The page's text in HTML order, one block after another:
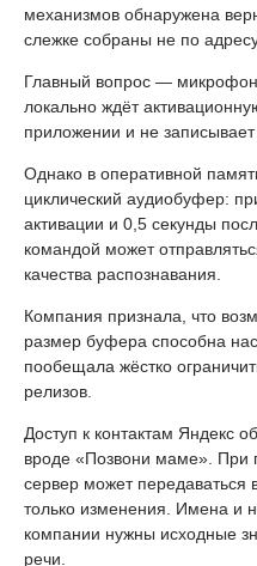
механизмов обнаружена
слежке собраны не по
Главный вопрос —
локально ждёт
приложении и не
Однако в оперативной
циклический аудиобуфер:
активации и 0,5 секунды
командой может
качества распознавания.
Компания признала, что
размер буфера способна
пообещала жёстко
релизов.
Доступ к контактам Яндекс
вроде «Позвони маме». При
сервер может передаваться
только изменения. Имена и
компании нужны исходные
речи.